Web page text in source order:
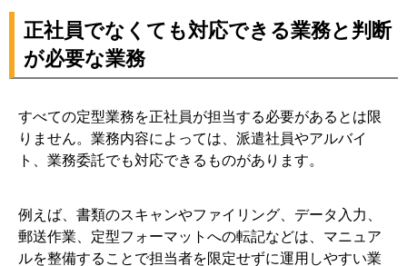
正社員でなくても対応できる業務と判断
が必要な業務
すべての定型業務を正社員が担当する必要があるとは限
りません。業務内容によっては、派遣社員やアルバイ
ト、業務委託でも対応できるものがあります。
例えば、書類のスキャンやファイリング、データ入力、
郵送作業、定型フォーマットへの転記などは、マニュア
ルを整備することで担当者を限定せずに運用しやすい業